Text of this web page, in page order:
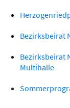
Bezirksbeirat
Bezirksbeirat
Multihalle